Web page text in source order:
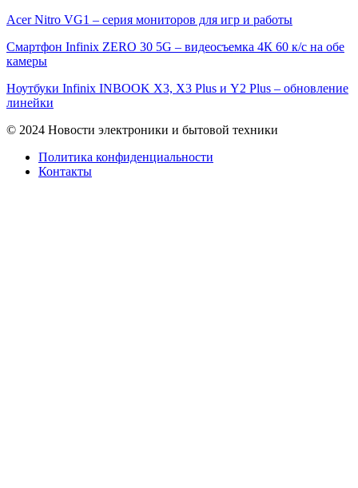
Acer Nitro VG1 – серия мониторов для игр и работы
Смартфон Infinix ZERO 30 5G – видеосъемка 4К 60 к/с на обе
камеры
Ноутбуки Infinix INBOOK X3, X3 Plus и Y2 Plus – обновление
линейки
© 2024 Новости электроники и бытовой техники
Политика конфиденциальности
Контакты